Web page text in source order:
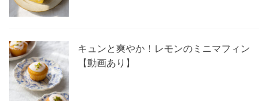
キュンと爽やか！レモンのミニマフィン
【動画あり】